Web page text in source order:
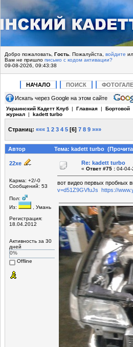
Добро пожаловать, Гость . Пожалуйста, войдите
Вам не пришло письмо с кодом активации?
09-08-2026, 09:43:38
НАЧАЛО ПОИСК
Искать через Google на этом сайте
Украинский Кадетт Клуб | Главная | Бортовой
журнал | kadett turbo
Страниц: ««« 1 2 3 4 5 [6] 7 8 9 »»»
Автор Тема: kadett turbo
22xe
Карма: +2/-0
Сообщений: 53
Пол:
Из:
, Умань
Регистрация:
18.04.2012
Активность за 30
дней
0%
Offline
Re: kadett turbo
« Ответ #75 : 04-
вот видео первых пробных
v=d51Z9GVfuJs https://